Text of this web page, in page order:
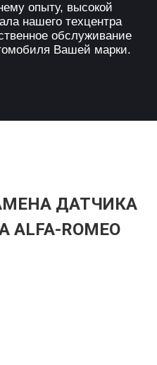
опыту, высокой
нашего техцентра
обслуживание
Вашей марки.
ДАТЧИКА
ROMEO